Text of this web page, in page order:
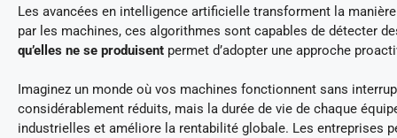
Les avancées en intelligence artificielle transforment la
par les machines, ces algorithmes sont capables de détecter
qu’elles ne se produisent permet d’adopter une approche
Imaginez un monde où vos machines fonctionnent sans
considérablement réduits, mais la durée de vie de chaque
industrielles et améliore la rentabilité globale. Les entreprises